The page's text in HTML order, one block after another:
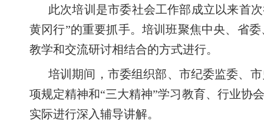
此次培训是市委社会工作部成立以来首
黄冈行”的重要抓手。培训班聚焦中央、省
教学和交流研讨相结合的方式进行。
培训期间，市委组织部、市纪委监委、
项规定精神和“三大精神”学习教育、行业协
实际进行深入辅导讲解。